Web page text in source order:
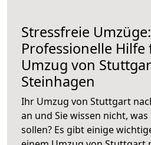
Stressfreie Umzüge:
Professionelle
Umzug von
Steinhagen
Ihr Umzug von Stuttgart
an und Sie wissen nicht,
sollen? Es gibt einige